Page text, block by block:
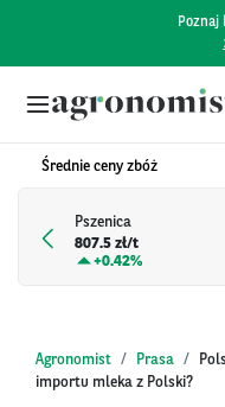
Poznaj
Średnie ceny zbóż
Pszenica
807.5 zł/t
+0.42%
Agronomist Prasa
importu mleka z Polski?